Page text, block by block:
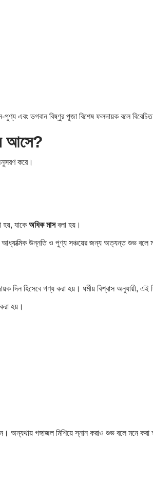
পুণ্য এবং ভগবান বিষ্ণুর পূজা বিশেষ ফলদায়ক বলে
আসে?
করে।
হয়, যাকেঅধিক মাসবলা হয়।
উন্নতি ও পুণ্য সঞ্চয়ের জন্য অত্যন্ত শুভ বলে
হিসেবে গণ্য করা হয়। ধর্মীয় বিশ্বাস অনুযায়ী,
হয়।
অন্যথায় গঙ্গাজল মিশিয়ে স্নান করাও শুভ বলে মনে